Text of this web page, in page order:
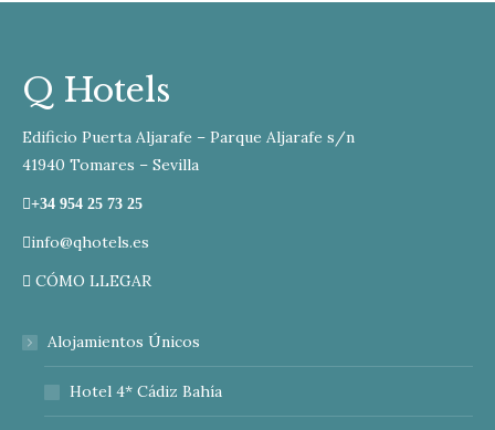
Q Hotels
Edificio Puerta Aljarafe – Parque Aljarafe s/n
41940 Tomares – Sevilla
+34 954 25 73 25
info@qhotels.es
CÓMO LLEGAR
Alojamientos Únicos
Hotel 4* Cádiz Bahía